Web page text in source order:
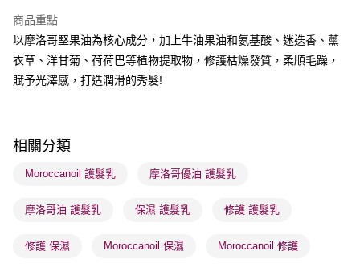
BoC Pay
送貨方式
順豐自助櫃 - 確認發貨後1-3個工作天送達
順豐站及營業點 - 確認發貨後1-3個工作天送達
物流公司進行物流配送
商品重點
以摩洛哥堅果油為核心成分，加上牛油果油和氨基酸、迷迭香、薰
衣草、洋甘菊、荷荷巴等植物提取物，修護枯燥發質，柔順毛躁，
賦予光澤感，打造潤滑的秀髮!
相關分類
Moroccanoil 護髮乳 摩洛哥優油 護髮乳
摩洛哥油 護髮乳 保濕 護髮乳 修護 護髮乳
修護 保濕 Moroccanoil 保濕 Moroccanoil 修護